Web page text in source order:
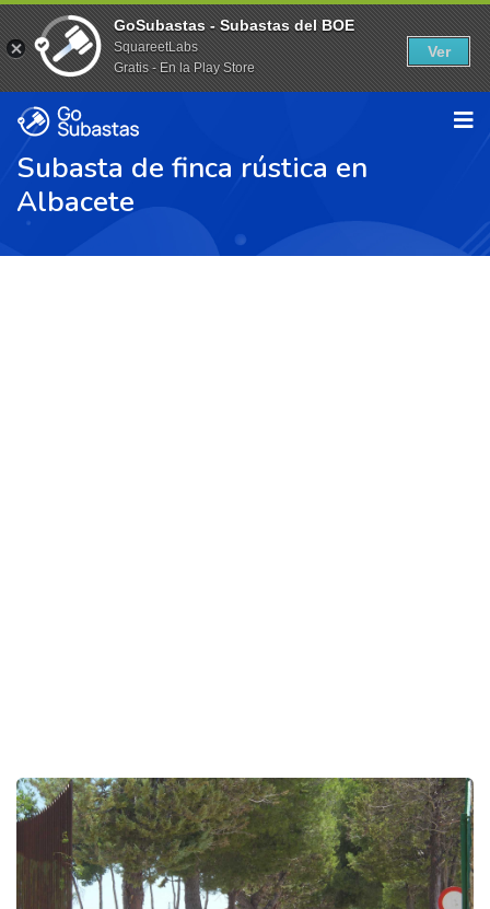
Subasta de finca rústica en
Albacete
GoSubastas - Subastas del BOE
SquareetLabs
Gratis - En la Play Store
Ver